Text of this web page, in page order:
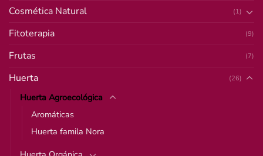
Cosmética Natural (1)
Fitoterapia (9)
Frutas (7)
Huerta (26)
Huerta Agroecológica
Aromáticas
Huerta famila Nora